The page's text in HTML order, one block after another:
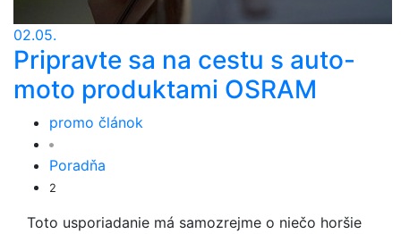
02.05.
Pripravte sa na cestu s auto-
moto produktami OSRAM
promo článok
Poradňa
2
Toto usporiadanie má samozrejme o niečo horšie